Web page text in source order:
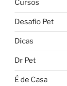
Cursos
Desafio Pet
Dicas
Dr Pet
É de Casa